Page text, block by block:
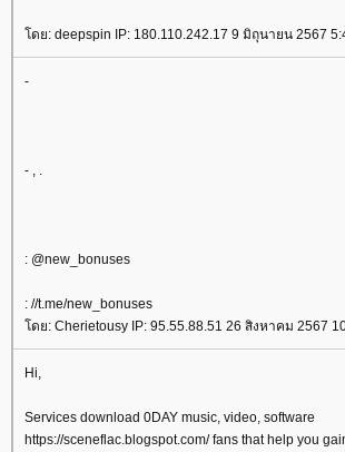
ดย: deepspin IP: 180.110.242.17 9 มิถุนายน 2567
-
- , .
: @new_bonuses
: //t.me/new_bonuses
ดย: Cherietousy IP: 95.55.88.51 26 สิงหาคม 2567
Hi,
Services download 0DAY music, video, software
https://sceneflac.blogspot.com/ fans that help you